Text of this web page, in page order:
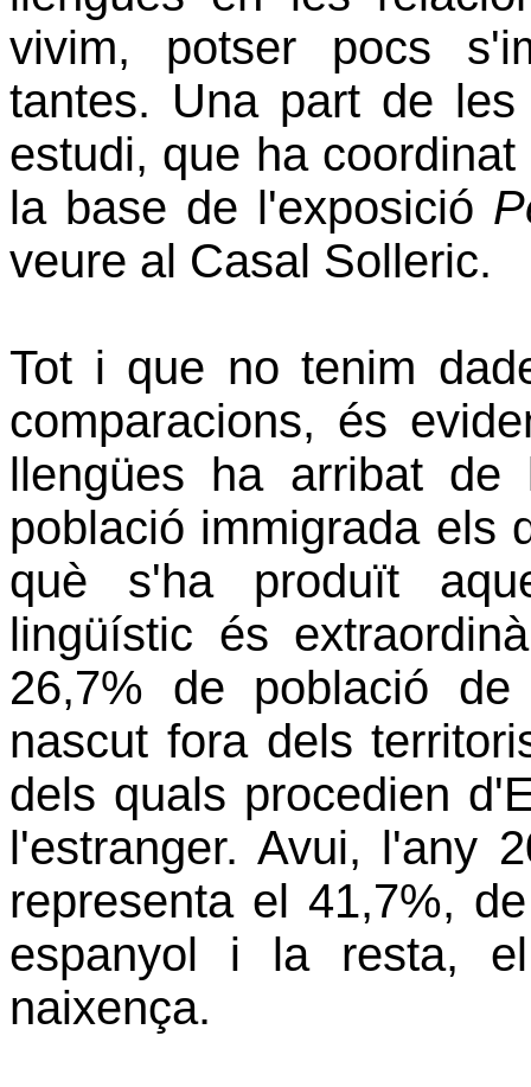
vivim, potser pocs
tantes. Una part de
estudi, que ha
la base de l'exposició
veure al Casal Solleric.
Tot i que no tenim
comparacions, és
llengües ha arribat
població immigrada els
què s'ha produït
lingüístic és
26,7% de població
nascut fora dels
dels quals procedien
l'estranger. Avui, l'any
representa el 41,7%,
espanyol i la resta,
naixença.